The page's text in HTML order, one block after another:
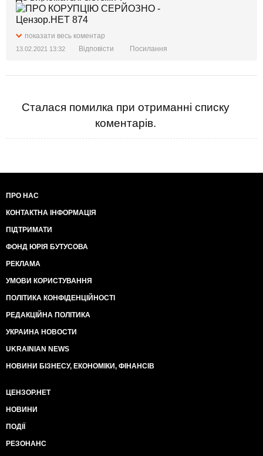
показати весь коментар
13.02.2021 13:32 Відповісти Посилання
Сталася помилка при отриманні списку
коментарів.
ПРО НАС
КОНТАКТНА ІНФОРМАЦІЯ
ПІДТРИМАТИ
ФОНД ЮРІЯ БУТУСОВА
РЕКЛАМА
УМОВИ КОРИСТУВАННЯ
ПОЛІТИКА КОНФІДЕНЦІЙНОСТІ
РЕДАКЦІЙНА ПОЛІТИКА
УКРАИНА НОВОСТИ
UKRAINIAN NEWS
НОВИНИ БІЗНЕСУ, ЕКОНОМІКИ, ФІНАНСІВ
ЦЕНЗОР.НЕТ
НОВИНИ
ПОДІЇ
РЕЗОНАНС